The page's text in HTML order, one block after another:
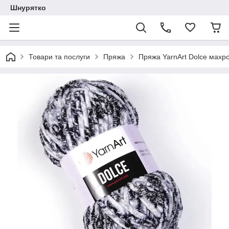
Шнурятко
Товари та послуги Пряжа Пряжа YarnArt Dolce